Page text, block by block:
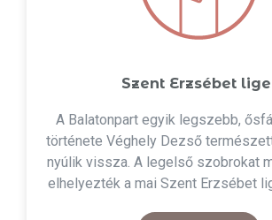
Szent Erzsébet
A Balatonpart egyik legszebb,
története Véghely Dezső
nyúlik vissza. A legelső szobrokat
elhelyezték a mai Szent Erzsébet